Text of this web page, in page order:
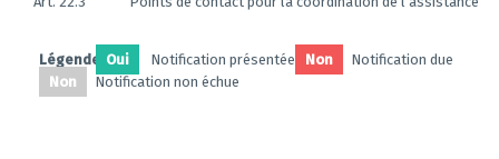
Légendes:Oui Notification présentée Non
Notification due
Non
Notification non échue